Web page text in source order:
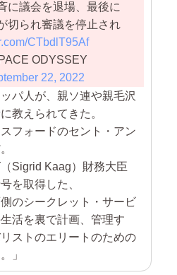
に議会を退場、最後に
切られ審議を停止され
CTbdlT95Af
ODYSSEY
22, 2022
パ人が、親ソ連や親毛沢
教えられてきた。
フォードのセント・アン
Sigrid Kaag）財務大臣
を取得した、
のシークレット・サービ
活を裏で計画、管理す
ストのエリートのための
」